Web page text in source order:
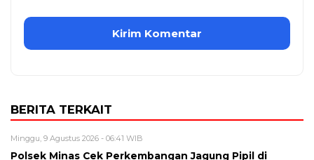
BERITA TERKAIT
Minggu, 9 Agustus 2026 - 06:41 WIB
Polsek Minas Cek Perkembangan Jagung Pipil di